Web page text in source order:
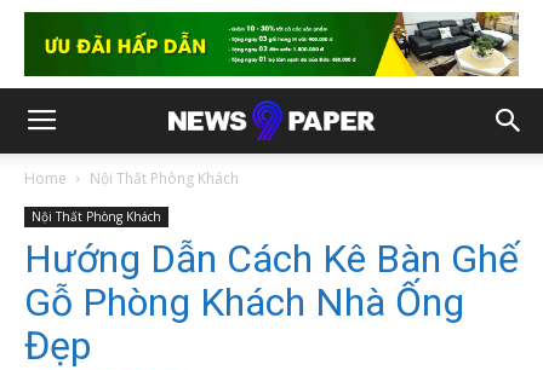
Home Nội Thất Phòng Khách
Nội Thất Phòng Khách
Hướng Dẫn Cách Kê Bàn Ghế
Gỗ Phòng Khách Nhà Ống
Đẹp